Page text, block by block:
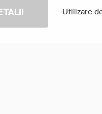
Utilizare
Online în